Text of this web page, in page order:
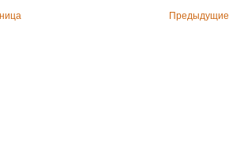
Предыдущие